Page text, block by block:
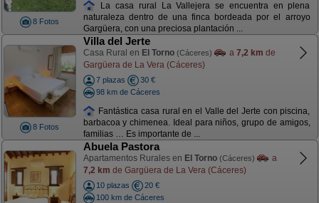
8 Fotos
La casa rural La Vallejera se encuentra en plena
naturaleza dentro de una finca bordeada por el arroyo
Gargüera, con una preciosa plantación ...
8 Fotos
Villa del Jerte
Casa Rural en El Torno (Cáceres) a 7,2 km de
Gargüera de La Vera (Cáceres)
7 plazas
30 €
98 km de Cáceres
Fantástica casa rural en el Valle del Jerte con piscina,
barbacoa y chimenea. Ideal para niños, grupo de amigos,
familias … Es importante de ...
Abuela Pastora
Apartamentos Rurales en El Torno (Cáceres)
a
7,2 km de Gargüera de La Vera (Cáceres)
10 plazas
20 €
100 km de Cáceres